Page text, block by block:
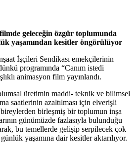
filmde geleceğin özgür toplumunda
yaşamından kesitler öngörülüyor
İşçileri Sendikası emekçilerinin
programında “Canım istedi
animasyon film yayınlandı.
üretimin maddi- teknik ve bilimsel
saatlerinin azaltılması için elverişli
birleşmiş bir toplumun inşa
günümüzde fazlasıyla bulunduğu
bu temellerde gelişip serpilecek çok
yaşamına dair kesitler aktarılıyor.